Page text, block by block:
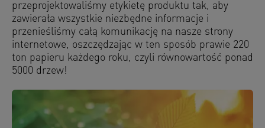
przeprojektowaliśmy etykietę produktu tak, aby
zawierała wszystkie niezbędne informacje i
przenieśliśmy całą komunikację na nasze strony
internetowe, oszczędzając w ten sposób prawie 220
ton papieru każdego roku, czyli równowartość ponad
5000 drzew!